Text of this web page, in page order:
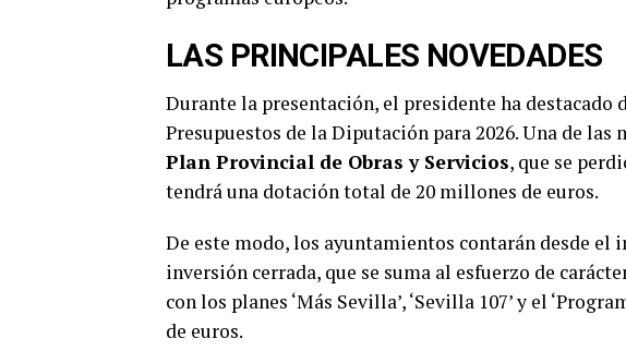
LAS PRINCIPALES NOVEDADES
Durante la presentación, el presidente ha destacado
Presupuestos de la Diputación para 2026. Una de las
Plan Provincial de Obras y Servicios, que se
tendrá una dotación total de 20 millones de euros.
De este modo, los ayuntamientos contarán desde
inversión cerrada, que se suma al esfuerzo de
con los planes ‘Más Sevilla’, ‘Sevilla 107’ y el
de euros.